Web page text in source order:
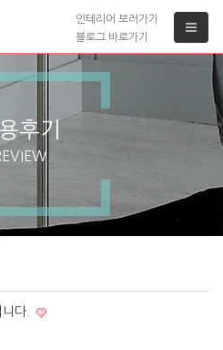
인테리어 보러가기
블로그 바로가기
후기
다.